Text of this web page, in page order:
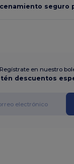
seguro
Regístrate en nuestro
descuentos